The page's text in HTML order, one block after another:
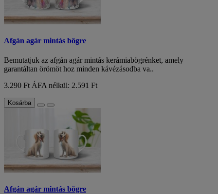
Afgán agár mintás bögre
Bemutatjuk az afgán agár mintás kerámiabögrénket, amely
garantáltan örömöt hoz minden kávézásodba va..
3.290 Ft ÁFA nélkül: 2.591 Ft
Kosárba
Afgán agár mintás bögre